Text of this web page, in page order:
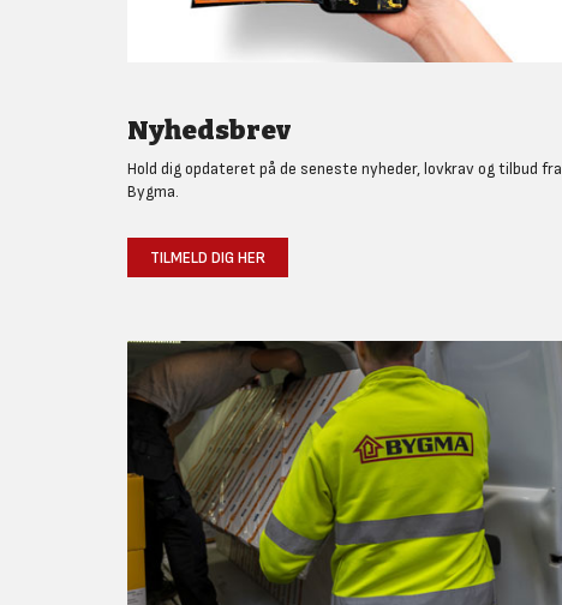
Nyhedsbrev
Hold dig opdateret på de seneste nyheder, lovkrav og tilbud fra
Bygma.
TILMELD DIG HER